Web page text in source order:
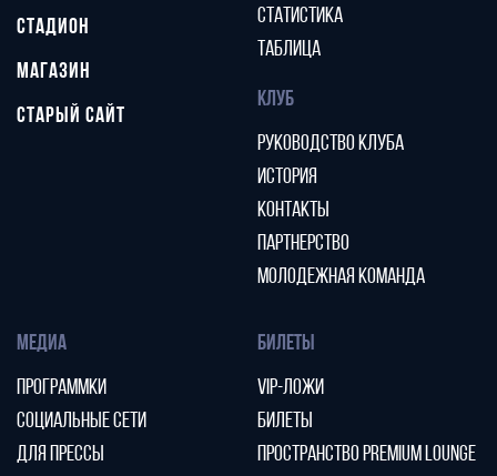
СТАДИОН
МАГАЗИН
СТАРЫЙ САЙТ
СТАТИСТИКА
ТАБЛИЦА
КЛУБ
РУКОВОДСТВО КЛУБА
ИСТОРИЯ
КОНТАКТЫ
ПАРТНЕРСТВО
МОЛОДЕЖНАЯ КОМАНДА
МЕДИА
ПРОГРАММКИ
СОЦИАЛЬНЫЕ СЕТИ
ДЛЯ ПРЕССЫ
БИЛЕТЫ
VIP-ЛОЖИ
БИЛЕТЫ
ПРОСТРАНСТВО PREMIUM LOUNGE